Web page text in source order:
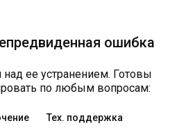
ошибка
ее устранением. Готовы
по любым вопросам:
Тех. поддержка